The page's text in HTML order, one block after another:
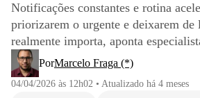
Notificações constantes e rotina
priorizarem o urgente e deixarem de
realmente importa, aponta
PorMarcelo Fraga (*)
04/04/2026 às 12h02 • Atualizado há 4 meses